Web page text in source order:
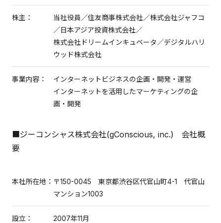
株主：
当社役員／住友商事株式会社／株式会社ジャフコ
／日本アジア投資株式会社／
株式会社ドリームインキュベータ／デジタルハリ
ウッド株式会社
事業内容：
インターネットビジネスの企画・開発・運営
インターネットを活用したマーケティングの企
画・開発
■ジーコンシャス株式会社(gConscious, inc.) 会社概
要
本社所在地： 〒150-0045 東京都渋谷区代官山町4-1 代官山
マンション1003
設立： 2007年11月